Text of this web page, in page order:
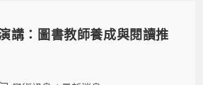
講：圖書教師養成與閱讀推